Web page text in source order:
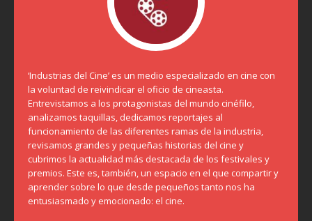
‘Industrias del Cine’ es un medio especializado en cine con
la voluntad de reivindicar el oficio de cineasta.
Entrevistamos a los protagonistas del mundo cinéfilo,
analizamos taquillas, dedicamos reportajes al
funcionamiento de las diferentes ramas de la industria,
revisamos grandes y pequeñas historias del cine y
cubrimos la actualidad más destacada de los festivales y
premios. Este es, también, un espacio en el que compartir y
aprender sobre lo que desde pequeños tanto nos ha
entusiasmado y emocionado: el cine.